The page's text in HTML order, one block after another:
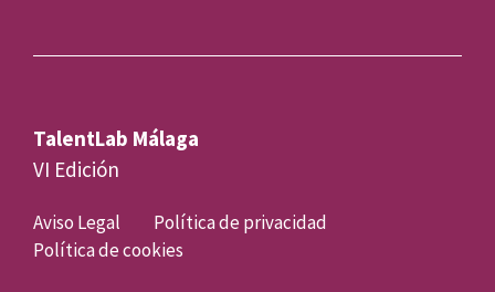
TalentLab Málaga
VI Edición
Aviso Legal
Política de privacidad
Política de cookies